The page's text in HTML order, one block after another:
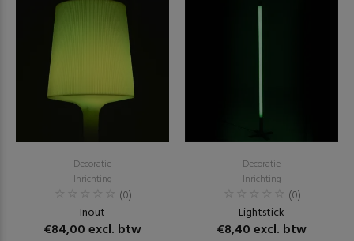
Decoratie
Inrichting
(0)
Inout
€84,00 excl. btw
Decoratie
Inrichting
(0)
Lightstick
€8,40 excl. btw